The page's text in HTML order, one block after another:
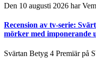
Den 10 augusti 2026 har
Recension av tv-serie:
mörker med imponerande
Svärtan Betyg 4 Premiär på